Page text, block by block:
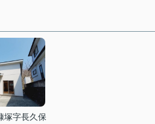
塚字長久保